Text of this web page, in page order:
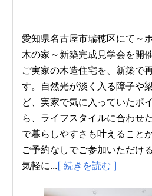
愛知県名古屋市瑞穂区にて～
木の家～新築完成見学会を開
ご実家の木造住宅を、新築で
す。自然光が淡く入る障子や
ど、実家で気に入っていたポ
ら、ライフスタイルに合わせ
で暮らしやすさも叶えること
ご予約なしでご参加いただけ
気軽に...[ 続きを読む ]